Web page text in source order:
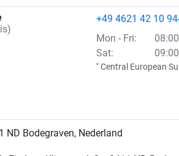
+49 4621 42 10
Mon - Fri:
Sat:
° Central European
ND Bodegraven, Nederland